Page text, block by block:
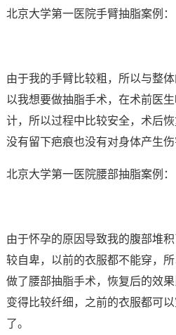
北京大学第一医院手臂抽脂案例：
由于我的手臂比较粗，所以与整
以我想要做抽脂手术，在术前医
计，所以过程中比较安全，术后恢
没有留下疤痕也没有对身体产生伤
北京大学第一医院腰部抽脂案例：
由于怀孕的原因导致我的腹部堆
较自卑，以前的衣服都不能穿，
做了腰部抽脂手术，恢复后的效
变得比较纤细，之前的衣服都可
了。